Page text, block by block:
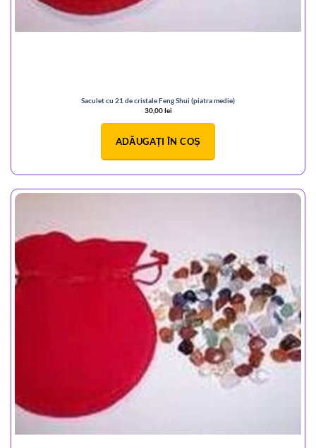
Saculet cu 21 de cristale Feng Shui (piatra medie)
30,00lei
ADĂUGAȚI ÎN COȘ